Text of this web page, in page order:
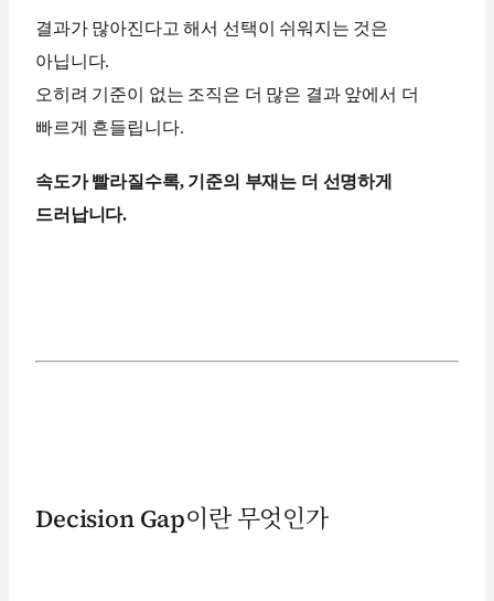
결과가 많아진다고 해서 선택이 쉬워지는 것은
아닙니다.
오히려 기준이 없는 조직은 더 많은 결과 앞에서 더
빠르게 흔들립니다.
속도가 빨라질수록, 기준의 부재는 더 선명하게
드러납니다.
Decision Gap이란 무엇인가